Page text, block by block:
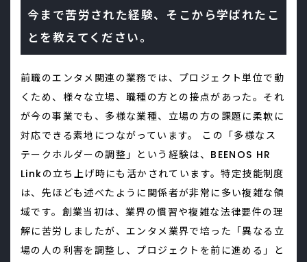
今まで苦労された経験、そこから学ばれたこ
とを教えてください。
前職のエンタメ関連の業務では、プロジェクト単位で動
くため、様々な立場、職種の方との接点があった。それ
が今の事業でも、多様な業種、立場の方の課題に柔軟に
対応できる素地につながっています。 この「多様なス
テークホルダーの調整」という経験は、BEENOS HR
Linkの立ち上げ時にも活かされています。特定技能制度
は、先ほども述べたように関係者が非常に多い複雑な領
域です。創業当初は、業界の慣習や複雑な法律要件の理
解に苦労しましたが、エンタメ業界で培った「異なる立
場の人の利害を調整し、プロジェクトを前に進める」と